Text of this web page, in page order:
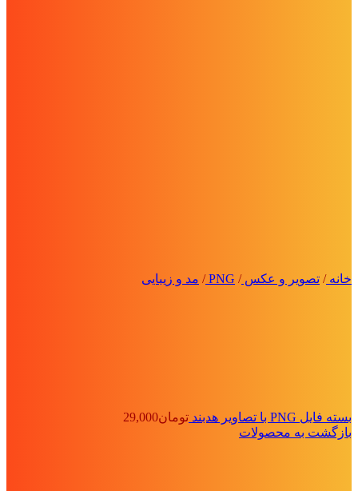
خانه/ تصویر و عکس/
PNG
/ مد و زیبایی
بسته فایل PNG با تصاویر هدبند تومان29,000
بازگشت به محصولات